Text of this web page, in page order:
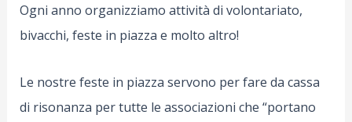
Ogni anno organizziamo attività di volontariato,
bivacchi, feste in piazza e molto altro!
Le nostre feste in piazza servono per fare da cassa
di risonanza per tutte le associazioni che “portano